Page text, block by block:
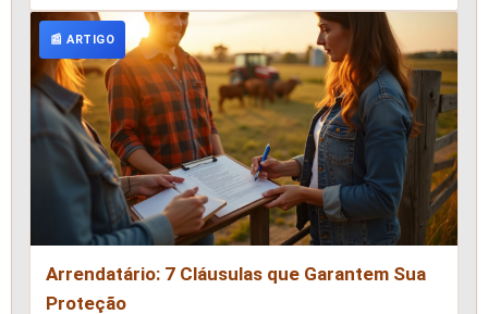
📰 ARTIGO
Arrendatário: 7 Cláusulas que Garantem Sua
Proteção